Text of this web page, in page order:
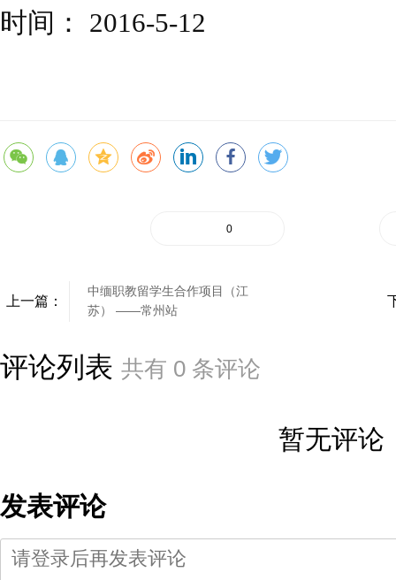
时间： 2016-5-12
0
上一篇：
中缅职教留学生合作项目（江
苏） ——常州站
评论列表 共有 0 条评论
暂无评论
发表评论